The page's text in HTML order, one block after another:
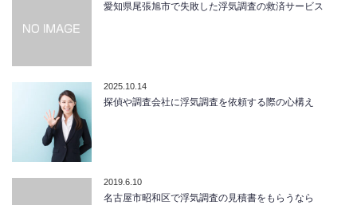
愛知県尾張旭市で失敗した浮気調査の救済サービス
2025.10.14
探偵や調査会社に浮気調査を依頼する際の心構え
2019.6.10
名古屋市昭和区で浮気調査の見積書をもらうなら